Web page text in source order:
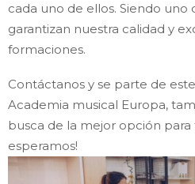
cada uno de ellos. Siendo uno
garantizan nuestra calidad y
formaciones.
Contáctanos y se parte de
Academia musical Europa,
busca de la mejor opción para
esperamos!